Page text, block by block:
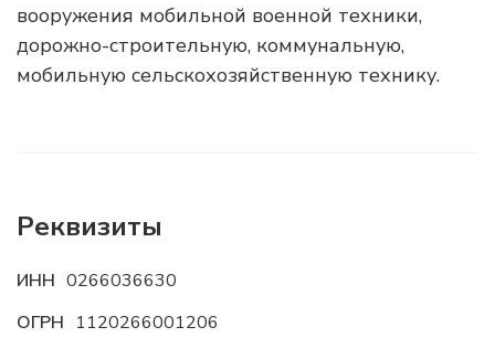
вооружения мобильной военной техники,
дорожно-строительную, коммунальную,
мобильную сельскохозяйственную технику.
Реквизиты
ИНН 0266036630
ОГРН 1120266001206